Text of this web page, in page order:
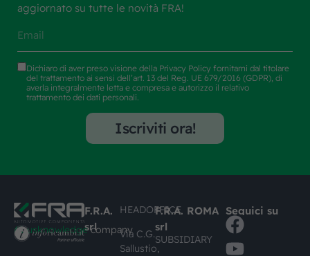
aggiornato su tutte le novità FRA!
Dichiaro di aver preso visione della Privacy Policy fornitami dal titolare
del trattamento ai sensi dell’art. 13 del Reg. UE 679/2016 (GDPR), di
averla integralmente letta e compresa e autorizzo il relativo
trattamento dei dati personali.
Iscriviti ora!
#busknowledgecompany
F.R.A.
srl
HEADOFFICE
Via C.G.
Sallustio,
F.R.A. ROMA
srl
SUBSIDIARY
Seguici su